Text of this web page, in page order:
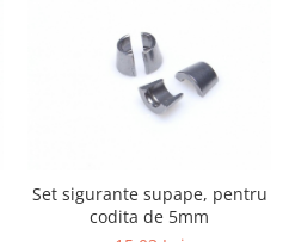
Set sigurante supape, pentru
codita de 5mm